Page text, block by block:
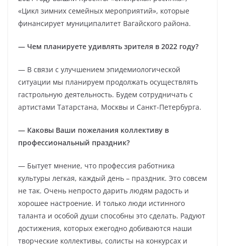
«Цикл зимних семейных мероприятий», которые
финансирует муниципалитет Вагайского района.
— Чем планируете удивлять зрителя в 2022 году?
— В связи с улучшением эпидемиологической
ситуации мы планируем продолжать осуществлять
гастрольную деятельность. Будем сотрудничать с
артистами Татарстана, Москвы и Санкт-Петербурга.
— Каковы Ваши пожелания коллективу в
профессиональный праздник?
— Бытует мнение, что профессия работника
культуры легкая, каждый день – праздник. Это совсем
не так. Очень непросто дарить людям радость и
хорошее настроение. И только люди истинного
таланта и особой души способны это сделать. Радуют
достижения, которых ежегодно добиваются наши
творческие коллективы, солисты на конкурсах и